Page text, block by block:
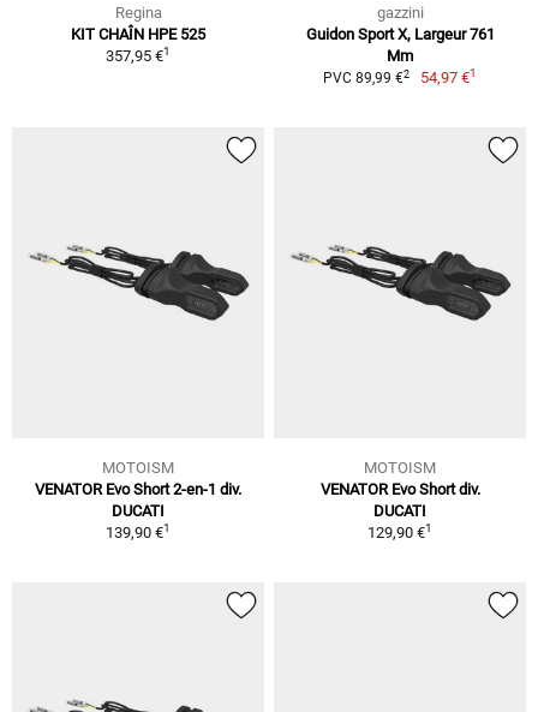
Regina
KIT CHAÎN HPE 525
357,95 €1
gazzini
Guidon Sport X, Largeur 761
Mm
PVC 89,99 €2 54,97 €1
MOTOISM
VENATOR Evo Short 2-en-1 div.
DUCATI
139,90 €1
MOTOISM
VENATOR Evo Short div.
DUCATI
129,90 €1